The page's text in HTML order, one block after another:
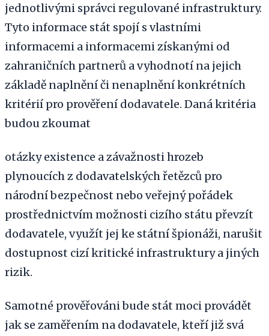
jednotlivými správci regulované infrastruktury.
Tyto informace stát spojí s vlastními
informacemi a informacemi získanými od
zahraničních partnerů a vyhodnotí na jejich
základě naplnění či nenaplnění konkrétních
kritérií pro prověření dodavatele. Daná kritéria
budou zkoumat
otázky existence a závažnosti hrozeb
plynoucích z dodavatelských řetězců pro
národní bezpečnost nebo veřejný pořádek
prostřednictvím možnosti cizího státu převzít
dodavatele, využít jej ke státní špionáži, narušit
dostupnost cizí kritické infrastruktury a jiných
rizik.
Samotné prověřováni bude stát moci provádět
jak se zaměřením na dodavatele, kteří již svá